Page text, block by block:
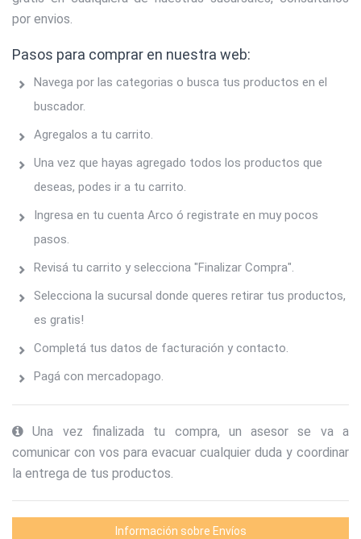
por envios.
Pasos para comprar en nuestra web:
Navega por las categorias o busca tus productos en el
buscador.
Agregalos a tu carrito.
Una vez que hayas agregado todos los productos que
deseas, podes ir a tu carrito.
Ingresa en tu cuenta Arco ó registrate en muy pocos
pasos.
Revisá tu carrito y selecciona "Finalizar Compra".
Selecciona la sucursal donde queres retirar tus productos,
es gratis!
Completá tus datos de facturación y contacto.
Pagá con mercadopago.
Una vez finalizada tu compra, un asesor se va a
comunicar con vos para evacuar cualquier duda y coordinar
la entrega de tus productos.
Información sobre Envíos